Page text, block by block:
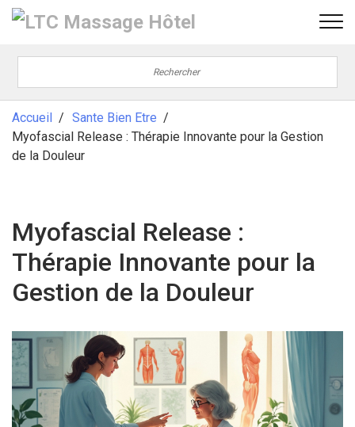
Accueil
Sante Bien Etre
Myofascial Release : Thérapie Innovante pour la Gestion
de la Douleur
Myofascial Release :
Thérapie Innovante pour la
Gestion de la Douleur